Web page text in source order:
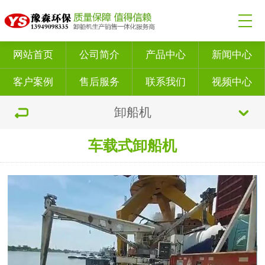
网站首页 公司简介 产品中心 新闻中心
客户案例 售后服务 联系我们 视频中心
卸船机
车载式卸船机